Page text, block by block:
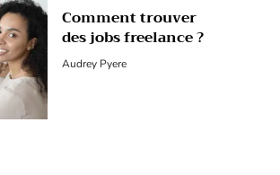
Comment trouver
des jobs freelance ?
Audrey Pyere